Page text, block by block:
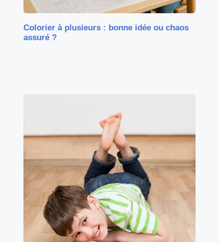
Colorier à plusieurs : bonne idée ou chaos
assuré ?